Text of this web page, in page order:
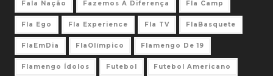
Fala Nação Fazemos A Diferença Fla Camp
Fla Ego Fla Experience Fla TV FlaBasquete
FlaEmDia FlaOlímpico Flamengo De 19
Flamengo Ídolos Futebol Futebol Americano